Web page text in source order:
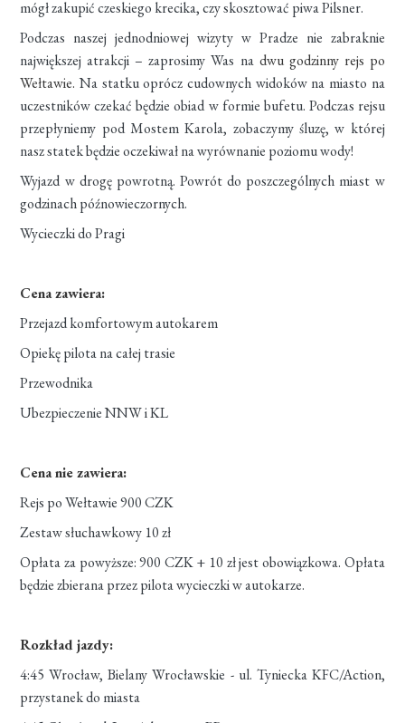
mógł zakupić czeskiego krecika, czy skosztować piwa Pilsner.
Podczas naszej jednodniowej wizyty w Pradze nie zabraknie
największej atrakcji – zaprosimy Was na dwu godzinny rejs po
Wełtawie. Na statku oprócz cudownych widoków na miasto na
uczestników czekać będzie obiad w formie bufetu. Podczas rejsu
przepłyniemy pod Mostem Karola, zobaczymy śluzę, w której
nasz statek będzie oczekiwał na wyrównanie poziomu wody!
Wyjazd w drogę powrotną. Powrót do poszczególnych miast w
godzinach późnowieczornych.
Wycieczki do Pragi
Cena zawiera:
Przejazd komfortowym autokarem
Opiekę pilota na całej trasie
Przewodnika
Ubezpieczenie NNW i KL
Cena nie zawiera:
Rejs po Wełtawie 900 CZK
Zestaw słuchawkowy 10 zł
Opłata za powyższe: 900 CZK + 10 zł jest obowiązkowa. Opłata
będzie zbierana przez pilota wycieczki w autokarze.
Rozkład jazdy:
4:45 Wrocław, Bielany Wrocławskie - ul. Tyniecka KFC/Action,
przystanek do miasta